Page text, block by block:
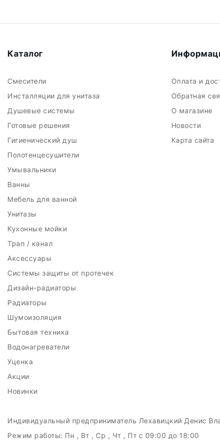
Каталог
Смесители
Инсталляции для унитаза
Душевые системы
Готовые решения
Гигиенический душ
Полотенцесушители
Умывальники
Ванны
Мебель для ванной
Унитазы
Кухонные мойки
Трап / канал
Аксессуары
Системы защиты от протечек
Дизайн-радиаторы
Радиаторы
Шумоизоляция
Бытовая техника
Водонагреватели
Уценка
Акции
Новинки
Оплата и
Обратная
О магазине
Новости
Карта сайта
Индивидуальный предприниматель Лехавицкий Денис
Режим работы: Пн , Вт , Ср , Чт , Пт c 09:00 до 18:00